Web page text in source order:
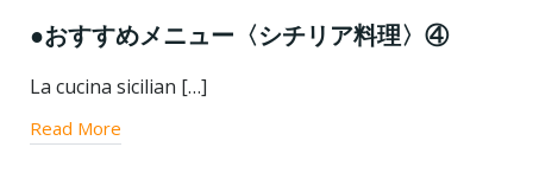
●おすすめメニュー〈シチリア料理〉④
La cucina sicilian […]
Read More